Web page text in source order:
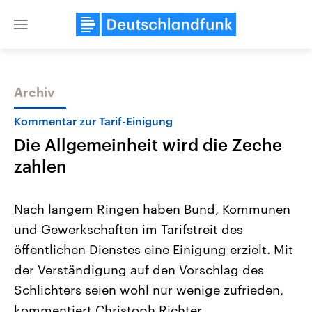
Close
Themen
Landtagswahl Sachsen-Anhalt
2026
Alle Informationen
Sachsen-Anhalt wählt am 6.
September 2026 einen neuen
Landtag. Seit 2021 wird das
Bundesland von einer Koalition aus
USA
Aktuelle Beiträge,
Hintergründe
Wirtschaftlich und
gehören die Vereinigten
den mächtigsten Ländern
mit großem Einfluss auf
Archiv
Kommentar zur Tarif-Einigung
Die Allgemeinheit wird die Zeche
zahlen
Nach langem Ringen haben Bund, Kommunen
und Gewerkschaften im Tarifstreit des
öffentlichen Dienstes eine Einigung erzielt. Mit
der Verständigung auf den Vorschlag des
Schlichters seien wohl nur wenige zufrieden,